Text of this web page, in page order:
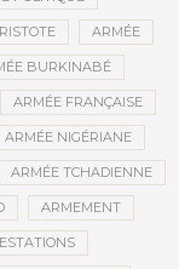
ARMÉE
BURKINABÉ
ARMÉE FRANÇAISE
ARMÉE NIGÉRIANE
ARMÉE TCHADIENNE
ARMEMENT